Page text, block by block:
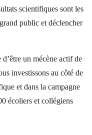
scientifiques sont les
public et déclencher
un mécène actif de
investissons au côté de
et dans la campagne
écoliers et collégiens